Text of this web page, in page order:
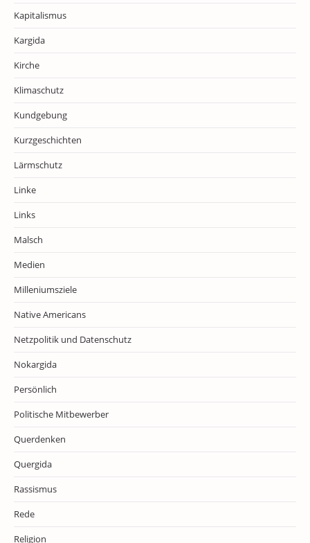
Kapitalismus
Kargida
Kirche
Klimaschutz
Kundgebung
Kurzgeschichten
Lärmschutz
Linke
Links
Malsch
Medien
Milleniumsziele
Native Americans
Netzpolitik und Datenschutz
Nokargida
Persönlich
Politische Mitbewerber
Querdenken
Quergida
Rassismus
Rede
Religion